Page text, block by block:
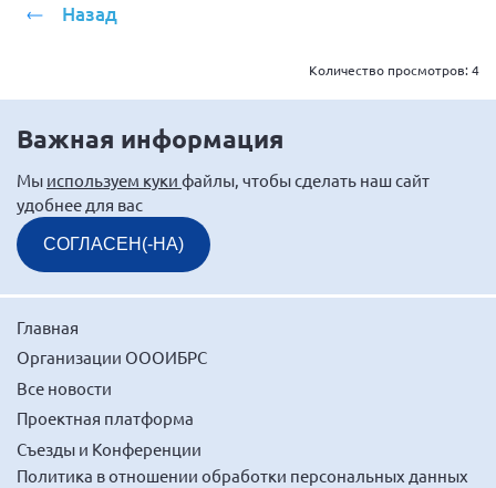
Назад
Количество просмотров:4
Важная информация
Мы используем куки файлы, чтобы сделать наш сайт
удобнее для вас
СОГЛАСЕН(-НА)
Главная
Организации ОООИБРС
Все новости
Проектная платформа
Съезды и Конференции
Политика в отношении обработки персональных данных